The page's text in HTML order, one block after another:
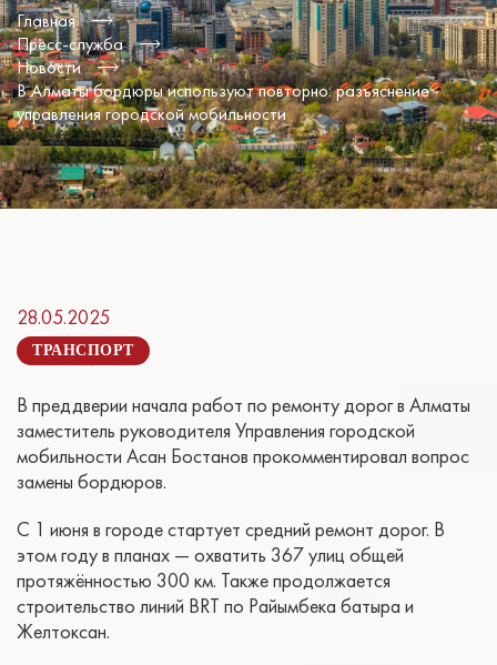
Главная
Пресс-служба
Новости
В Алматы бордюры используют повторно: разъяснение
управления городской мобильности
28.05.2025
ТРАНСПОРТ
В преддверии начала работ по ремонту дорог в Алматы
заместитель руководителя Управления городской
мобильности Асан Бостанов прокомментировал вопрос
замены бордюров.
С 1 июня в городе стартует средний ремонт дорог. В
этом году в планах — охватить 367 улиц общей
протяжённостью 300 км. Также продолжается
строительство линий BRT по Райымбека батыра и
Желтоксан.